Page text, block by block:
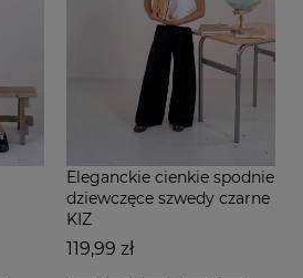
Eleganckie cienkie spodnie
dziewczęce szwedy czarne
KIZ
Cena
119,99 zł